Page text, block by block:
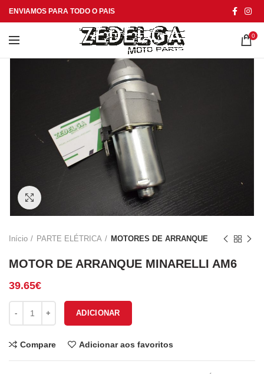
ENVIAMOS PARA TODO O PAIS
0
Início PARTE ELÉTRICA MOTORES DE ARRANQUE
MOTOR DE ARRANQUE MINARELLI AM6
39.65€
ADICIONAR
Compare Adicionar aos favoritos